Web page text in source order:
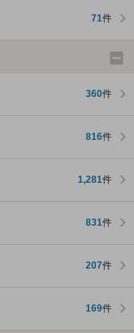
71件
360件
816件
1,281件
831件
207件
169件